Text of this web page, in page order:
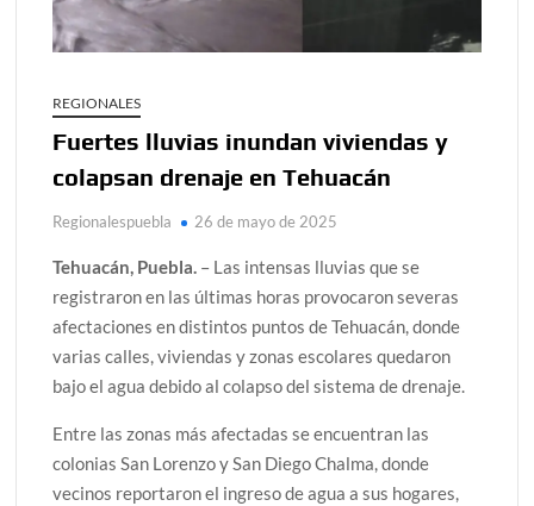
REGIONALES
Fuertes lluvias inundan viviendas y
colapsan drenaje en Tehuacán
Regionalespuebla 26 de mayo de 2025
Tehuacán, Puebla. – Las intensas lluvias que se
registraron en las últimas horas provocaron severas
afectaciones en distintos puntos de Tehuacán, donde
varias calles, viviendas y zonas escolares quedaron
bajo el agua debido al colapso del sistema de drenaje.
Entre las zonas más afectadas se encuentran las
colonias San Lorenzo y San Diego Chalma, donde
vecinos reportaron el ingreso de agua a sus hogares,